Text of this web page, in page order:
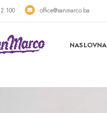
100 office@sanmarco.ba
NASLOVNA